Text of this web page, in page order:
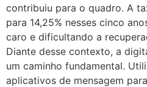
contribuiu para o quadro. A
para 14,25% nesses cinco
caro e dificultando a
Diante desse contexto, a
um caminho fundamental.
aplicativos de mensagem